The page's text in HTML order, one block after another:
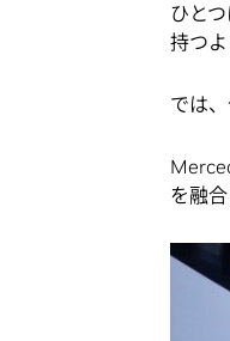
ひと
持つ
では
を融